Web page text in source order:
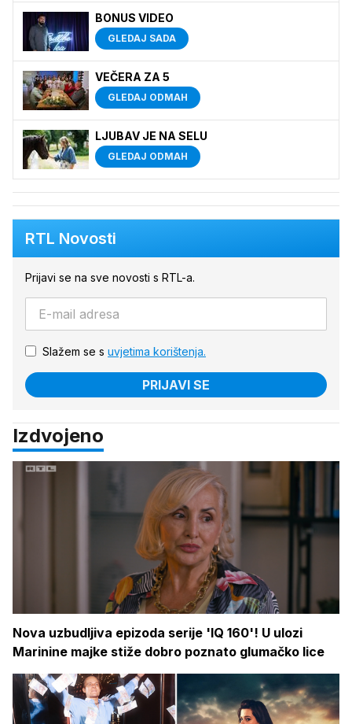
BONUS VIDEO
GLEDAJ SADA
VEČERA ZA 5
GLEDAJ ODMAH
LJUBAV JE NA SELU
GLEDAJ ODMAH
RTL Novosti
Prijavi se na sve novosti s RTL-a.
Slažem se s uvjetima korištenja.
PRIJAVI SE
Izdvojeno
Nova uzbudljiva epizoda serije 'IQ 160'! U ulozi
Marinine majke stiže dobro poznato glumačko lice